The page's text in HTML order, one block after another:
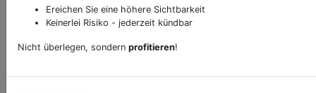
Gerne erweitern wir Ihren Firmeneintrag um
Sonderangebote odere besondere Services, die
Ihren Wettbewerbern abheben.
Ereichen Sie eine höhere Sichtbarkeit
Keinerlei Risiko - jederzeit kündbar
Nicht überlegen, sondern profitieren!